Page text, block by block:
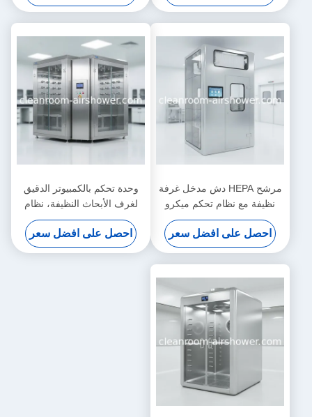
الهواء
مرشح HEPA دش مدخل غرفة
نظيفة مع نظام تحكم ميكرو
كمبيوتر لإستحمام الهواء ومنع
التلوث
احصل على افضل سعر
وحدة تحكم بالكمبيوتر الدقيق
لغرف الأبحاث النظيفة، نظام
مزدوج/فردي مع نظام تشابك
لتوفير حلول إزالة الجسيمات
المحمولة جواً
احصل على افضل سعر